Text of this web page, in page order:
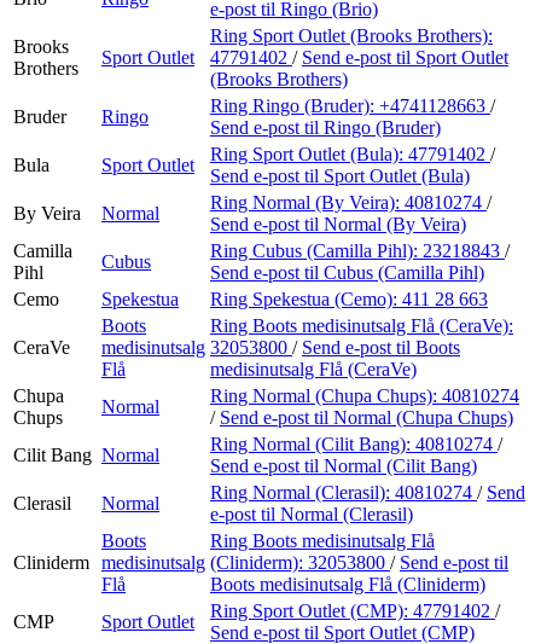
e-post til Ringo (Brio)
Brooks
Brothers
Sport Outlet
Ring Sport Outlet (Brooks Brothers):
47791402 / Send e-post til Sport Outlet
(Brooks Brothers)
Bruder
Ringo
Ring Ringo (Bruder): +4741128663 /
Send e-post til Ringo (Bruder)
Bula
Sport Outlet
Ring Sport Outlet (Bula): 47791402 /
Send e-post til Sport Outlet (Bula)
By Veira
Normal
Ring Normal (By Veira): 40810274 /
Send e-post til Normal (By Veira)
Camilla
Pihl
Cubus
Ring Cubus (Camilla Pihl): 23218843 /
Send e-post til Cubus (Camilla Pihl)
Cemo
Spekestua Ring Spekestua (Cemo): 411 28 663
CeraVe
Boots
medisinutsalg
Flå
Ring Boots medisinutsalg Flå (CeraVe):
32053800 / Send e-post til Boots
medisinutsalg Flå (CeraVe)
Chupa
Chups
Normal
Ring Normal (Chupa Chups): 40810274
/ Send e-post til Normal (Chupa Chups)
Cilit Bang Normal
Ring Normal (Cilit Bang): 40810274 /
Send e-post til Normal (Cilit Bang)
Clerasil
Normal
Ring Normal (Clerasil): 40810274 / Send
e-post til Normal (Clerasil)
Cliniderm
Boots
medisinutsalg
Flå
Ring Boots medisinutsalg Flå
(Cliniderm): 32053800 / Send e-post til
Boots medisinutsalg Flå (Cliniderm)
CMP
Sport Outlet
Ring Sport Outlet (CMP): 47791402 /
Send e-post til Sport Outlet (CMP)